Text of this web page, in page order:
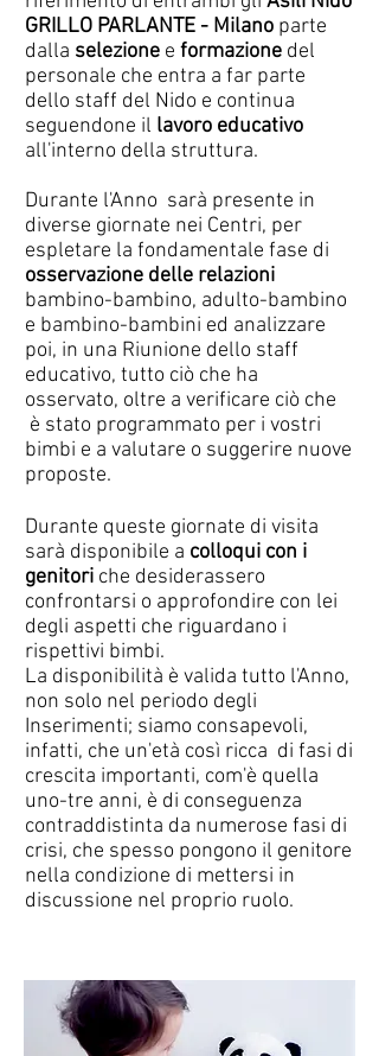
GRILLO PARLANTE - Milano parte
dalla selezione e formazione del
personale che entra a far parte
dello staff del Nido e continua
seguendone il lavoro educativo
all'interno della struttura.
Durante l'Anno sarà presente in
diverse giornate nei Centri, per
espletare la fondamentale fase di
osservazione delle relazioni
bambino-bambino, adulto-bambino
e bambino-bambini ed analizzare
poi, in una Riunione dello staff
educativo, tutto ciò che ha
osservato, oltre a verificare ciò che
è stato programmato per i vostri
bimbi e a valutare o suggerire nuove
proposte.
Durante queste giornate di visita
sarà disponibile a colloqui con i
genitori che desiderassero
confrontarsi o approfondire con lei
degli aspetti che riguardano i
rispettivi bimbi.
La disponibilità è valida tutto l'Anno,
non solo nel periodo degli
Inserimenti; siamo consapevoli,
infatti, che un'età così ricca di fasi di
crescita importanti, com'è quella
uno-tre anni, è di conseguenza
contraddistinta da numerose fasi di
crisi, che spesso pongono il genitore
nella condizione di mettersi in
discussione nel proprio ruolo.